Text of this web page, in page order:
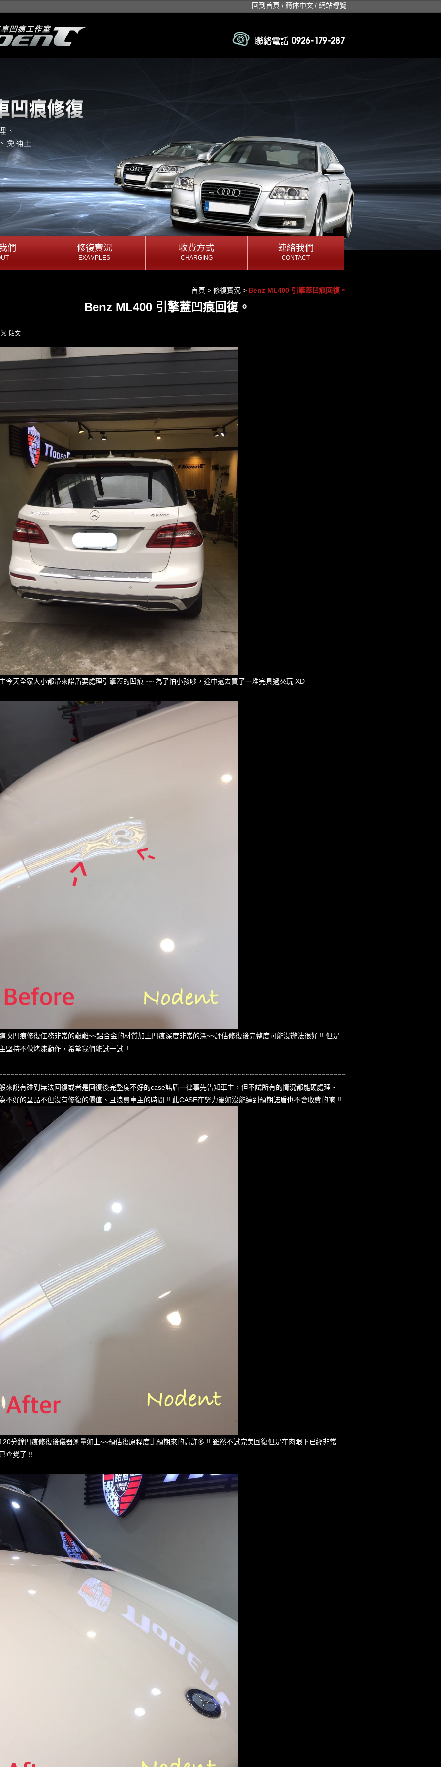
回到首頁 / 簡体中文 / 網站導覽
們
們
修復實況
EXAMPLES
修復實況
EXAMPLES
收費方式
CHARGING
收費方式
CHARGING
連絡我們
CONTACT
連絡我們
CONTACT
首頁 > 修復實況 > Benz ML400 引擎蓋凹痕回復。
Benz ML400 引擎蓋凹痕回復。
今天全家大小都帶來諾盾要處理引擎蓋的凹痕 ~~ 為了怕小孩吵，途中還去買了一堆完具過來玩 XD
次凹痕修復任務非常的艱難~~鋁合金的材質加上凹痕深度非常的深~~評估修復後完整度可能沒辦法很好 !! 但是
堅持不做烤漆動作，希望我們能試一試 !!
來說有碰到無法回復或者是回復後完整度不好的case諾盾一律事先告知車主，但不試所有的情況都能硬處理‧
不好的呈品不但沒有修復的價值、且浪費車主的時間 !! 此CASE在努力後如沒能達到預期諾盾也不會收費的唷 !!
分鐘凹痕修復後儀器測量如上~~預估復原程度比預期來的高許多 !! 雖然不試完美回復但是在肉眼下已經非常
查覺了 !!